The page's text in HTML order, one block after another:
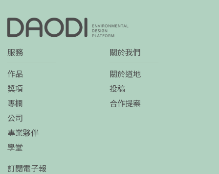
服務
作品
獎項
專欄
公司
專業夥伴
學堂
關於我們
關於道地
投稿
合作提案
訂閱電子報